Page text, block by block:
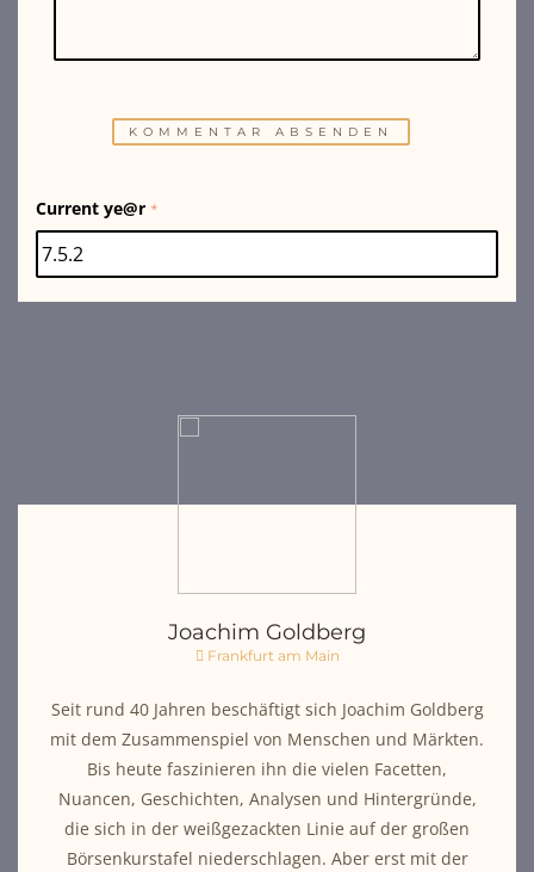
Current ye@r *
Joachim Goldberg
Frankfurt am Main
Seit rund 40 Jahren beschäftigt sich Joachim Goldberg
mit dem Zusammenspiel von Menschen und Märkten.
Bis heute faszinieren ihn die vielen Facetten,
Nuancen, Geschichten, Analysen und Hintergründe,
die sich in der weißgezackten Linie auf der großen
Börsenkurstafel niederschlagen. Aber erst mit der